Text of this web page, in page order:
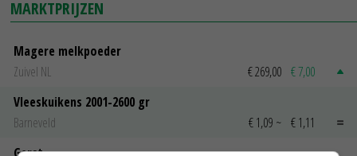
MARKTPRIJZEN
Magere melkpoeder
Zuivel NL
€ 269,00 € 7,00
Vleeskuikens 2001-2600 gr
Barneveld
€ 1,09 ~ € 1,11